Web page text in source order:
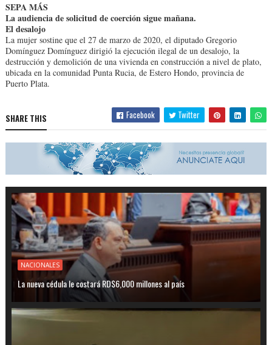
SEPA MÁS
La audiencia de solicitud de coerción sigue mañana.
El desalojo
La mujer sostine que el 27 de marzo de 2020, el diputado Gregorio
Domínguez Domínguez dirigió la ejecución ile­gal de un desalojo, la
destrucción y demoli­ción de una vivienda en construcción a nivel de plato,
ubicada en la co­munidad Punta Rucia, de Estero Hondo, pro­vincia de
Puerto Plata.
SHARE THIS Facebook Twitter
NACIONALES
La nueva cédula le costará RD$6,000 millones al país